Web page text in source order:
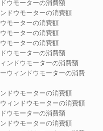
ウモーターの消費額
ドウモーターの消費額
モーターの消費額
モーターの消費額
モーターの消費額
ウモーターの消費額
ンドウモーターの消費額
ウィンドウモーターの消費
ドウモーターの消費額
ィンドウモーターの消費額
ウモーターの消費額
ドウモーターの消費額